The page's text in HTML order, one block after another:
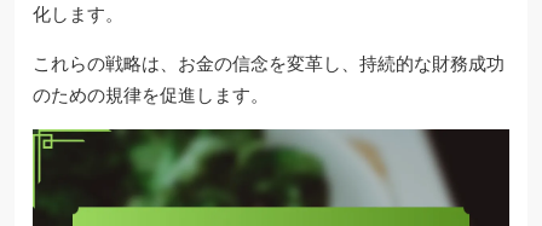
化します。
これらの戦略は、お金の信念を変革し、持続的な財務成功
のための規律を促進します。